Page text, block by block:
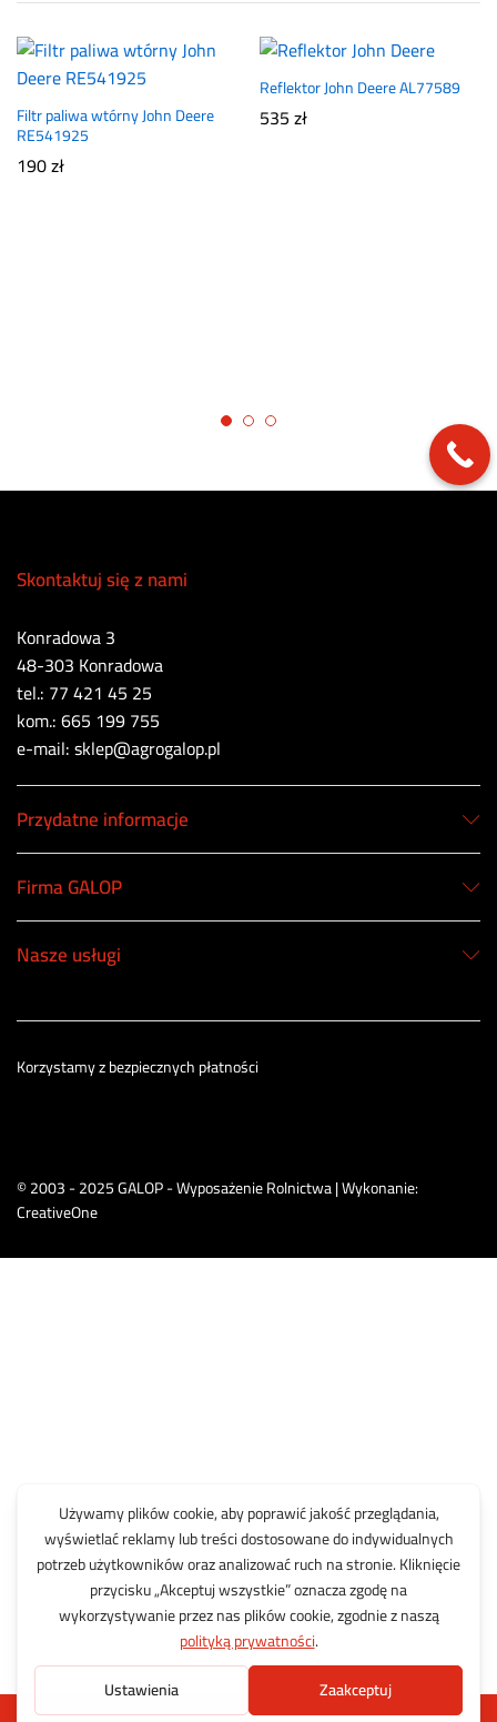
Filtr paliwa wtórny John Deere
RE541925
190zł
Reflektor John Deere AL77589
535zł
Skontaktuj się z nami
Konradowa 3
48-303 Konradowa
tel.: 77 421 45 25
kom.: 665 199 755
e-mail: sklep@agrogalop.pl
Przydatne informacje
Firma GALOP
Nasze usługi
© 2003 - 2025 GALOP - Wyposażenie Rolnictwa | Wykonanie:
CreativeOne
Korzystamy z bezpiecznych płatności